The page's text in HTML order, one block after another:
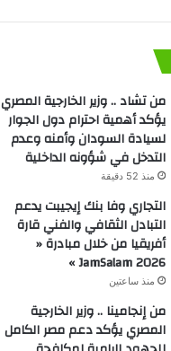
من تشاد .. وزير الخارجية المصري
يؤكد أهمية احترام دول الجوار
لسيادة السودان وأمنه وعدم
التدخل في شؤونه الداخلية
منذ 52 دقيقة
التجاري وفا بنك إيجيبت يدعم
التبادل الثقافي والفني قارة
أفريقيا من خلال مبادرة «
JamSalam 2026 »
منذ ساعتين
من إنجامينا .. وزير الخارجية
المصري يؤكد دعم مصر الكامل